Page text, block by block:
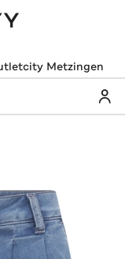
Metzingen